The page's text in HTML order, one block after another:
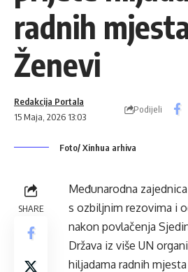
radnih
Ženevi
15 Maja, 2026 13:03
Redakcija Portala
Podijeli
Foto/ Xinhua arhiva
SHARE
Međunarodna
s ozbiljnim rezovima i
nakon povlačenja
Država iz više UN
hiljadama radnih